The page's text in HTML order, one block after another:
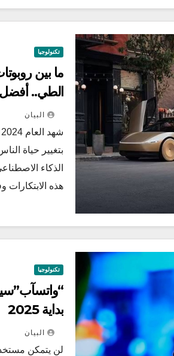
تكنولوجيا
ما بين
الطي.. أفضل
البيان
بتغيير حياة
الذكاء
هذه
تكنولوجيا
بداية 2025
البيان
لن يتمكن